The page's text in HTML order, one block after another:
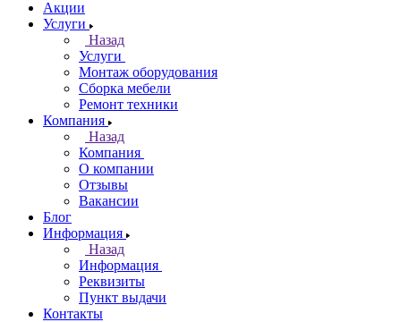
Акции
Услуги
Назад
Услуги
Монтаж оборудования
Сборка мебели
Ремонт техники
Компания
Назад
Компания
О компании
Отзывы
Вакансии
Блог
Информация
Назад
Информация
Реквизиты
Пункт выдачи
Контакты